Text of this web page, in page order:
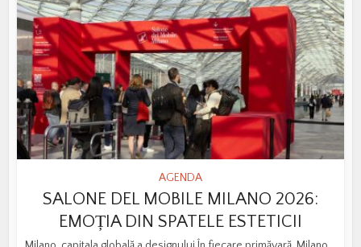
AGENDA
SALONE DEL MOBILE MILANO 2026:
EMOȚIA DIN SPATELE ESTETICII